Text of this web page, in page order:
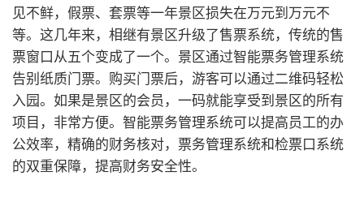
见不鲜，假票、套票等一年景区损失在万元到万元不
等。这几年来，相继有景区升级了售票系统，传统的售
票窗口从五个变成了一个。景区通过智能票务管理系统
告别纸质门票。购买门票后，游客可以通过二维码轻松
入园。如果是景区的会员，一码就能享受到景区的所有
项目，非常方便。智能票务管理系统可以提高员工的办
公效率，精确的财务核对，票务管理系统和检票口系统
的双重保障，提高财务安全性。